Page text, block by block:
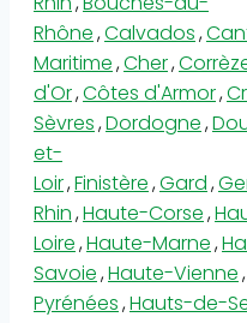
Rhône,Calvados,
Maritime,Cher,
d'Or,Côtes d'Armor,
Sèvres,Dordogne,
et-
Loir,Finistère,Gard,
Rhin,Haute-Corse,
Loire,Haute-Marne,
Savoie,Haute-Vienne,
Pyrénées,Hauts-de-